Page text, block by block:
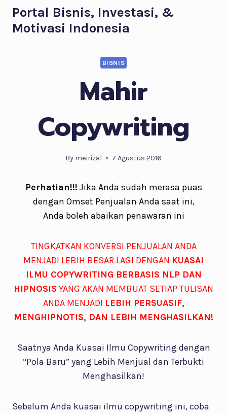
Skip
content
Portal Bisnis, Investasi, &
Motivasi Indonesia
BISNIS
Mahir
Copywriting
By meirizal 7 Agustus 2016
Perhatian!!! Jika Anda sudah merasa puas
dengan Omset Penjualan Anda saat ini,
Anda boleh abaikan penawaran ini
TINGKATKAN KONVERSI PENJUALAN ANDA
MENJADI LEBIH BESAR LAGI DENGAN KUASAI
ILMU COPYWRITING BERBASIS NLP DAN
HIPNOSISYANG AKAN MEMBUAT SETIAP TULISAN
ANDA MENJADI LEBIH PERSUASIF,
MENGHIPNOTIS, DAN LEBIH MENGHASILKAN!
Saatnya Anda Kuasai Ilmu Copywriting dengan
“Pola Baru” yang Lebih Menjual dan Terbukti
Menghasilkan!
Sebelum Anda kuasai ilmu copywriting ini, coba